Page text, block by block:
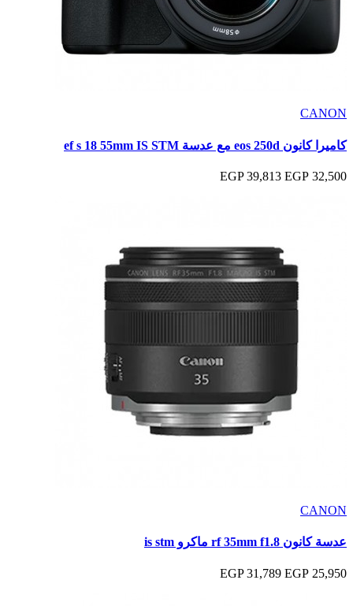
CANON
كاميرا كانون eos 250d مع عدسة ef s 18 55mm IS STM
32,500 EGP
39,813 EGP
CANON
عدسة كانون rf 35mm f1.8 ماكرو is stm
25,950 EGP
31,789 EGP